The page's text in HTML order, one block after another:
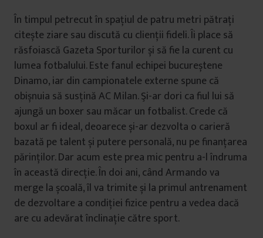
În timpul petrecut în spațiul de patru metri pătrați
citește ziare sau discută cu clienții fideli. Îi place să
răsfoiască Gazeta Sporturilor și să fie la curent cu
lumea fotbalului. Este fanul echipei bucureștene
Dinamo, iar din campionatele externe spune că
obișnuia să susțină AC Milan. Şi-ar dori ca fiul lui să
ajungă un boxer sau măcar un fotbalist. Crede că
boxul ar fi ideal, deoarece și-ar dezvolta o carieră
bazată pe talent și putere personală, nu pe finanțarea
părinților. Dar acum este prea mic pentru a-l îndruma
în această direcție. În doi ani, când Armando va
merge la școală, îl va trimite și la primul antrenament
de dezvoltare a condiției fizice pentru a vedea dacă
are cu adevărat înclinație către sport.